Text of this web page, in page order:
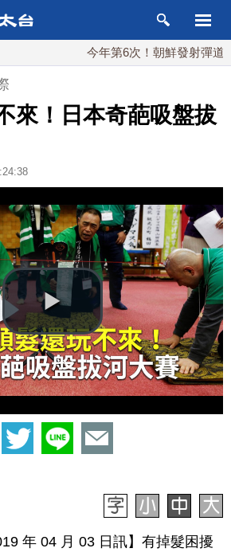
今年第6次！朝鮮發射彈道導彈
來！日本奇葩吸盤拔
年 04 月 03 日訊】有掉髮困擾